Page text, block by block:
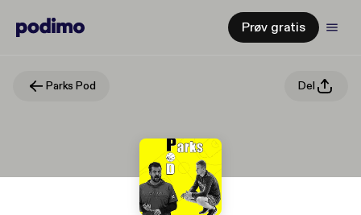
Prøv gratis
Parks Pod Del